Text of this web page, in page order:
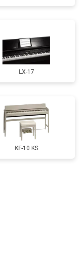
LX-17
KF-10 KS